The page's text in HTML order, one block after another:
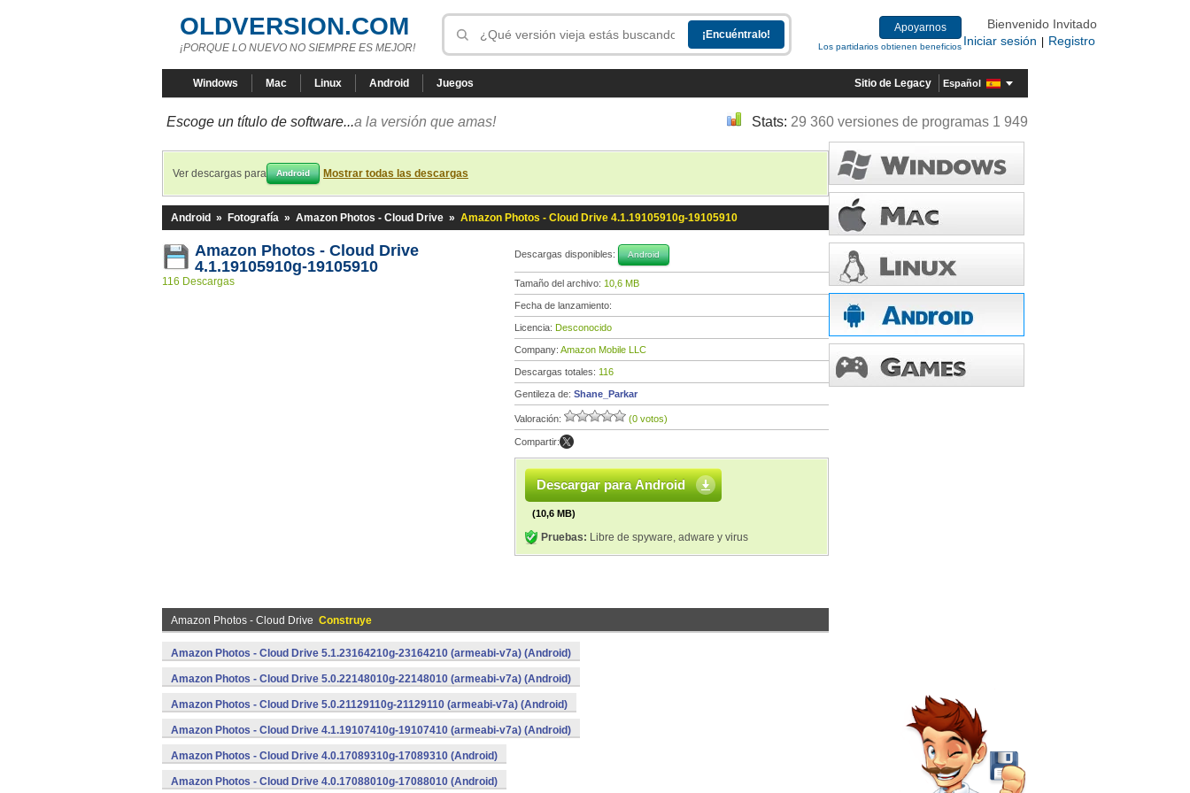
OLDVERSION.COM
¡PORQUE LO NUEVO NO SIEMPRE ES MEJOR!
Apoyarnos
Los partidarios obtienen beneficios
Bienvenido Invitado
Iniciar sesión
Registro
Windows Mac Linux Android Juegos Sitio de Legacy Español
Escoge un título de software...a la versión que amas! Stats: 29 360 versiones de programas 1 949
Ver descargas para Android Mostrar todas las descargas
Android » Fotografía » Amazon Photos - Cloud Drive » Amazon Photos - Cloud Drive 4.1.19105910g-19105910
Amazon Photos - Cloud Drive
4.1.19105910g-19105910
116 Descargas
Descargas disponibles: Android
Tamaño del archivo: 10,6 MB
Fecha de lanzamiento:
Licencia: Desconocido
Company: Amazon Mobile LLC
Descargas totales: 116
Gentileza de: Shane_Parkar
Valoración: (0 votos)
Compartir:
Descargar para Android
(10,6 MB)
Pruebas: Libre de spyware, adware y virus
Amazon Photos - Cloud Drive Construye
Amazon Photos - Cloud Drive 5.1.23164210g-23164210 (armeabi-v7a) (Android)
Amazon Photos - Cloud Drive 5.0.22148010g-22148010 (armeabi-v7a) (Android)
Amazon Photos - Cloud Drive 5.0.21129110g-21129110 (armeabi-v7a) (Android)
Amazon Photos - Cloud Drive 4.1.19107410g-19107410 (armeabi-v7a) (Android)
Amazon Photos - Cloud Drive 4.0.17089310g-17089310 (Android)
Amazon Photos - Cloud Drive 4.0.17088010g-17088010 (Android)